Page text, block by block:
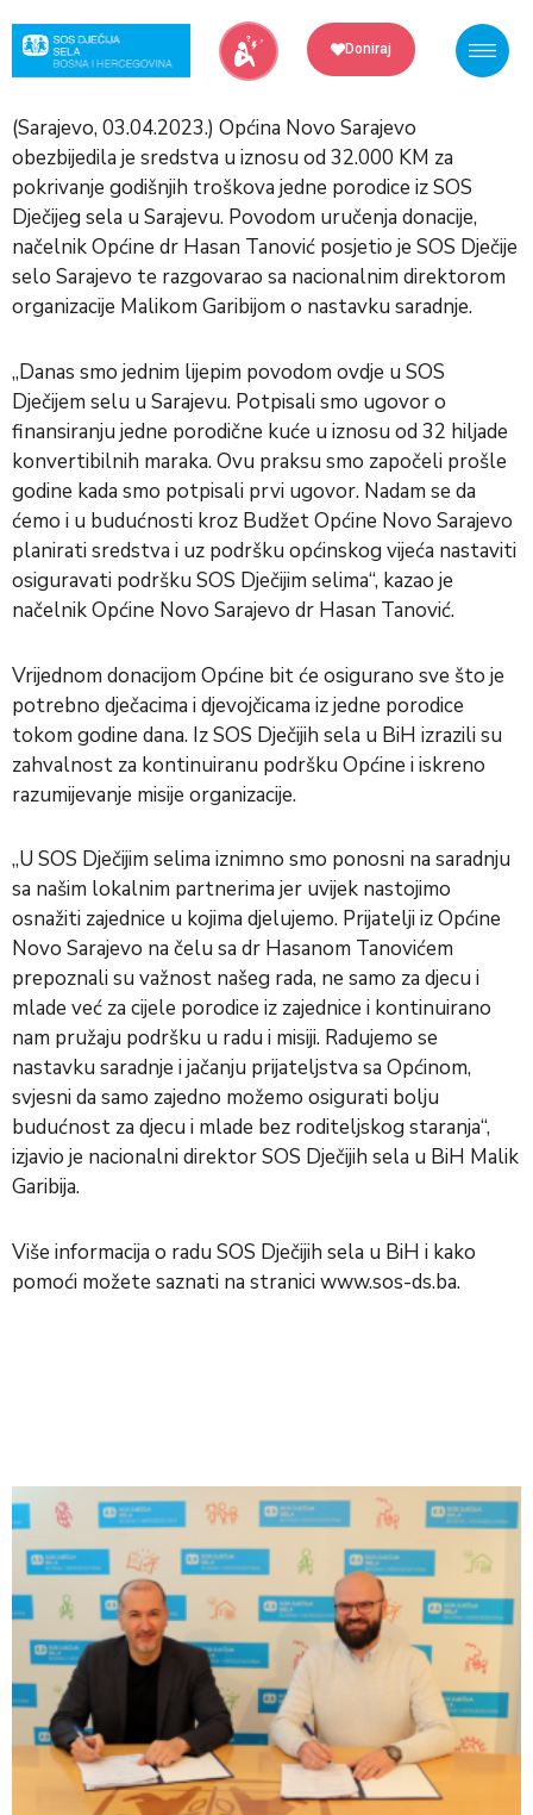
content
Doniraj
(Sarajevo, 03.04.2023.) Općina Novo Sarajevo
obezbijedila je sredstva u iznosu od 32.000 KM za
pokrivanje godišnjih troškova jedne porodice iz SOS
Dječijeg sela u Sarajevu. Povodom uručenja donacije,
načelnik Općine dr Hasan Tanović posjetio je SOS Dječije
selo Sarajevo te razgovarao sa nacionalnim direktorom
organizacije Malikom Garibijom o nastavku saradnje.
„Danas smo jednim lijepim povodom ovdje u SOS
Dječijem selu u Sarajevu. Potpisali smo ugovor o
finansiranju jedne porodične kuće u iznosu od 32 hiljade
konvertibilnih maraka. Ovu praksu smo započeli prošle
godine kada smo potpisali prvi ugovor. Nadam se da
ćemo i u budućnosti kroz Budžet Općine Novo Sarajevo
planirati sredstva i uz podršku općinskog vijeća nastaviti
osiguravati podršku SOS Dječijim selima“, kazao je
načelnik Općine Novo Sarajevo dr Hasan Tanović.
Vrijednom donacijom Općine bit će osigurano sve što je
potrebno dječacima i djevojčicama iz jedne porodice
tokom godine dana. Iz SOS Dječijih sela u BiH izrazili su
zahvalnost za kontinuiranu podršku Općine i iskreno
razumijevanje misije organizacije.
„U SOS Dječijim selima iznimno smo ponosni na saradnju
sa našim lokalnim partnerima jer uvijek nastojimo
osnažiti zajednice u kojima djelujemo. Prijatelji iz Općine
Novo Sarajevo na čelu sa dr Hasanom Tanovićem
prepoznali su važnost našeg rada, ne samo za djecu i
mlade već za cijele porodice iz zajednice i kontinuirano
nam pružaju podršku u radu i misiji. Radujemo se
nastavku saradnje i jačanju prijateljstva sa Općinom,
svjesni da samo zajedno možemo osigurati bolju
budućnost za djecu i mlade bez roditeljskog staranja“,
izjavio je nacionalni direktor SOS Dječijih sela u BiH Malik
Garibija.
Više informacija o radu SOS Dječijih sela u BiH i kako
pomoći možete saznati na straniciwww.sos-ds.ba.